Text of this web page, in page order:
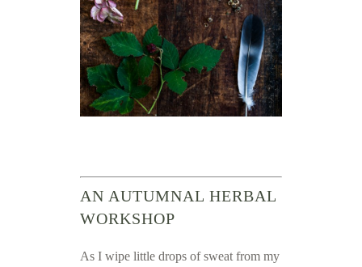
AN AUTUMNAL HERBAL
WORKSHOP
As I wipe little drops of sweat from my